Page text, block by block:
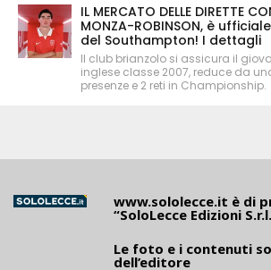
IL MERCATO DELLE DIRETTE
MONZA-ROBINSON, è
del Southampton! I dettagli
Il club brianzolo si assicura il
inglese classe 2007, reduce da
presenze e 2 reti in Championship.
www.sololecce.it è di
“SoloLecce Edizioni
Le foto e i contenuti
dell’editore